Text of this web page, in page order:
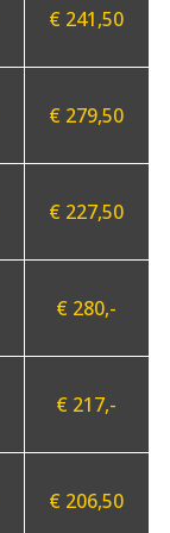
€ 241,50
€ 279,50
€ 227,50
€ 280,-
€ 217,-
€ 206,50